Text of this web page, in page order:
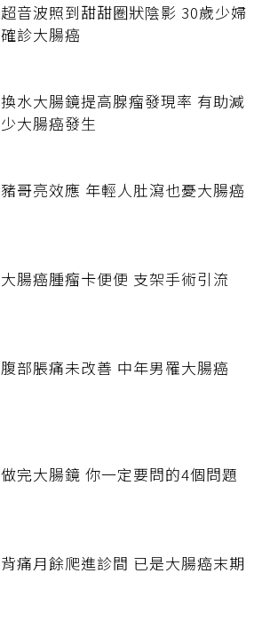
超音波照到甜甜圈狀陰影 30歲少婦
確診大腸癌
換水大腸鏡提高腺瘤發現率 有助減
少大腸癌發生
豬哥亮效應 年輕人肚瀉也憂大腸癌
大腸癌腫瘤卡便便 支架手術引流
腹部脹痛未改善 中年男罹大腸癌
做完大腸鏡 你一定要問的4個問題
背痛月餘爬進診間 已是大腸癌末期